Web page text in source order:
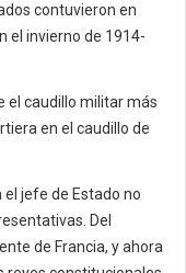
contuvieron en
el invierno de 1914-
el caudillo militar más
en el caudillo de
jefe de Estado no
Del
de Francia, y ahora